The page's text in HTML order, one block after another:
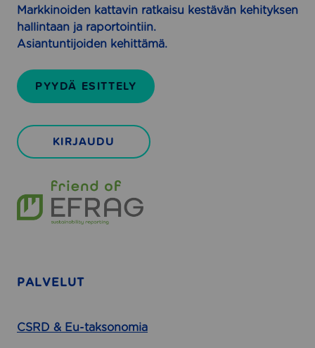
r
i
t
k
s
l
i
l
l
Markkinoiden kattavin ratkaisu kestävän kehityksen
hallintaan ja raportointiin.
Asiantuntijoiden kehittämä.
PYYDÄ ESITTELY
KIRJAUDU
PALVELUT
CSRD & Eu-taksonomia